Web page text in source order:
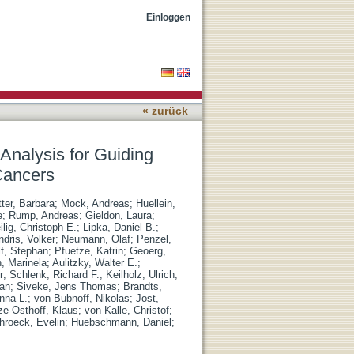
Einloggen
« zurück
for Guiding
Barbara; Mock, Andreas; Huellein,
; Rump, Andreas; Gieldon, Laura;
Christoph E.; Lipka, Daniel B.;
Volker; Neumann, Olaf; Penzel,
Stephan; Pfuetze, Katrin; Geoerg,
Marinela; Aulitzky, Walter E.;
; Schlenk, Richard F.; Keilholz, Ulrich;
; Siveke, Jens Thomas; Brandts,
L.; von Bubnoff, Nikolas; Jost,
Osthoff, Klaus; von Kalle, Christof;
Evelin; Huebschmann, Daniel ;